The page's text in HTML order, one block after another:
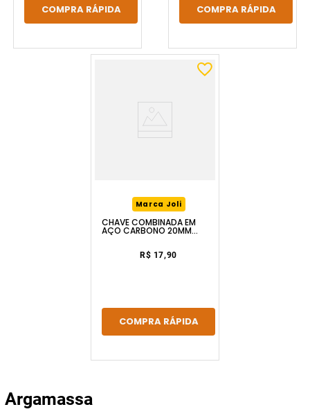
COMPRA RÁPIDA COMPRA RÁPIDA
Marca Joli
CHAVE COMBINADA EM
AÇO CARBONO 20MM
FERRAPLUS
R$ 17,90
COMPRA RÁPIDA
Argamassa